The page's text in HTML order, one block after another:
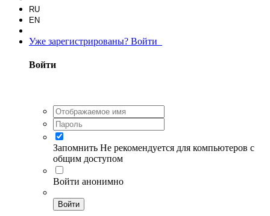
RU
EN
Уже зарегистрированы? Войти
Войти
Запомнить Не рекомендуется для компьютеров с
общим доступом
Войти анонимно
Войти